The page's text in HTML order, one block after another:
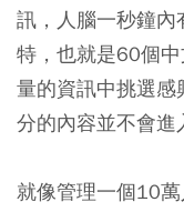
訊，人腦一秒鐘
特，也就是60個
量的資訊中挑選感
分的內容並不會進
就像管理一個10